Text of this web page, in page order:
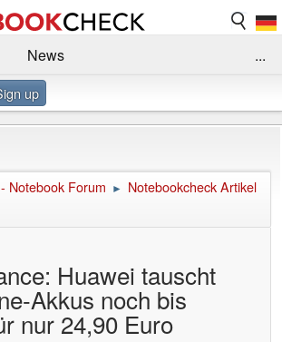
News
...
up
Notebook Forum ► Notebookcheck Artikel
Huawei tauscht
Akkus noch bis
nur 24,90 Euro